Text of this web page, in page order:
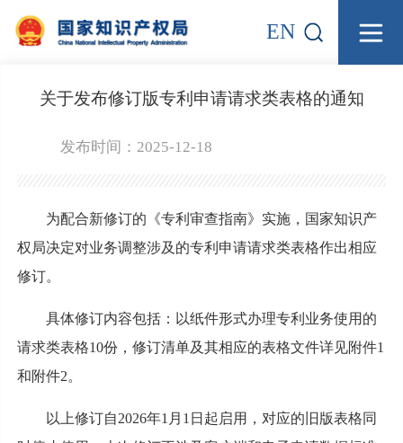
EN
关于发布修订版专利申请请求类表格的通知
发布时间：2025-12-18
为配合新修订的《专利审查指南》实施，国家知识产
权局决定对业务调整涉及的专利申请请求类表格作出相应
修订。
具体修订内容包括：以纸件形式办理专利业务使用的
请求类表格10份，修订清单及其相应的表格文件详见附件1
和附件2。
以上修订自2026年1月1日起启用，对应的旧版表格同